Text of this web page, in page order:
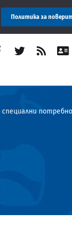
Политика за